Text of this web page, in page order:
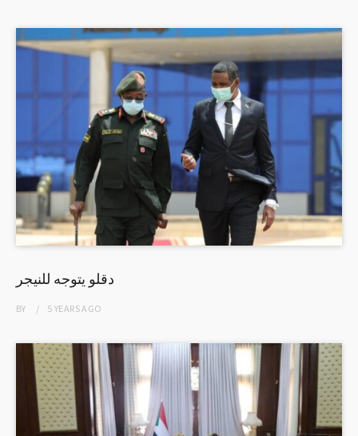
دقلو يتوجه للنيجر
BY 5 YEARSAGO